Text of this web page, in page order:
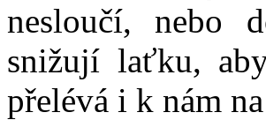
nesloučí, nebo
snižují laťku,
přelévá i k nám